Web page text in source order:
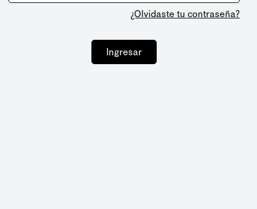
¿Olvidaste tu contraseña?
Ingresar